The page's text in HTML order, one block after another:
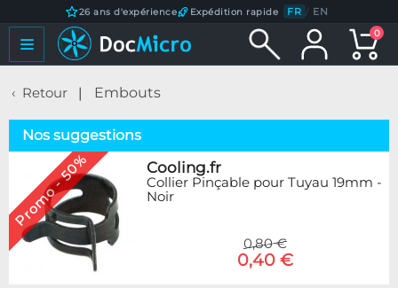
26 ans d'expérience Expédition rapide FR / EN
0
Retour Embouts
Nos suggestions
Promo - 50% Cooling.fr
Collier Pinçable pour Tuyau 19mm -
Noir
0,80 €
0,40 €